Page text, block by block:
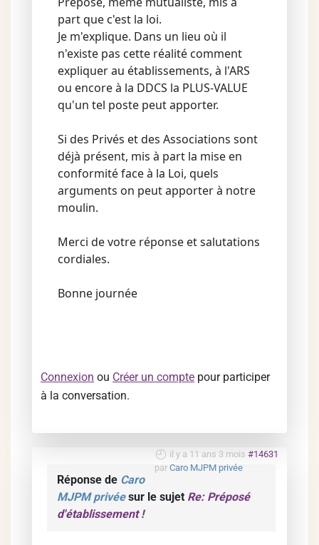
part que c'est la loi.
Je m'explique. Dans un lieu où il
n'existe pas cette réalité comment
expliquer au établissements, à l'ARS
ou encore à la DDCS la PLUS-VALUE
qu'un tel poste peut apporter.
Si des Privés et des Associations sont
déjà présent, mis à part la mise en
conformité face à la Loi, quels
arguments on peut apporter à notre
moulin.
Merci de votre réponse et salutations
cordiales.
Bonne journée
Connexion ou Créer un compte pour participer
à la conversation.
il y a 11 ans 3 mois #14631
par Caro MJPM privée
Réponse de Caro
MJPM privéesur le sujet Re: Préposé
d'établissement !